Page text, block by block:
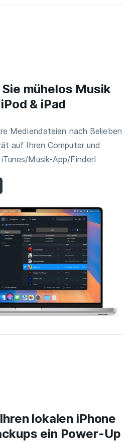
mühelos Musik
& iPad
Mediendateien nach Belieben
auf Ihren Computer und
Musik-App/Finder!
lokalen iPhone
ein Power-Up